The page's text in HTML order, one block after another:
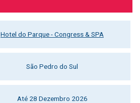
Hotel do Parque - Congress & SPA
São Pedro do Sul
Até 28 Dezembro 2026